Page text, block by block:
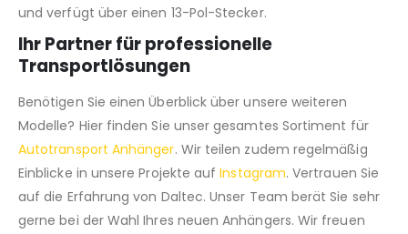
und verfügt über einen 13-Pol-Stecker.
Ihr Partner für professionelle
Transportlösungen
Benötigen Sie einen Überblick über unsere weiteren
Modelle? Hier finden Sie unser gesamtes Sortiment für
Autotransport Anhänger. Wir teilen zudem regelmäßig
Einblicke in unsere Projekte aufInstagram. Vertrauen Sie
auf die Erfahrung von Daltec. Unser Team berät Sie sehr
gerne bei der Wahl Ihres neuen Anhängers. Wir freuen